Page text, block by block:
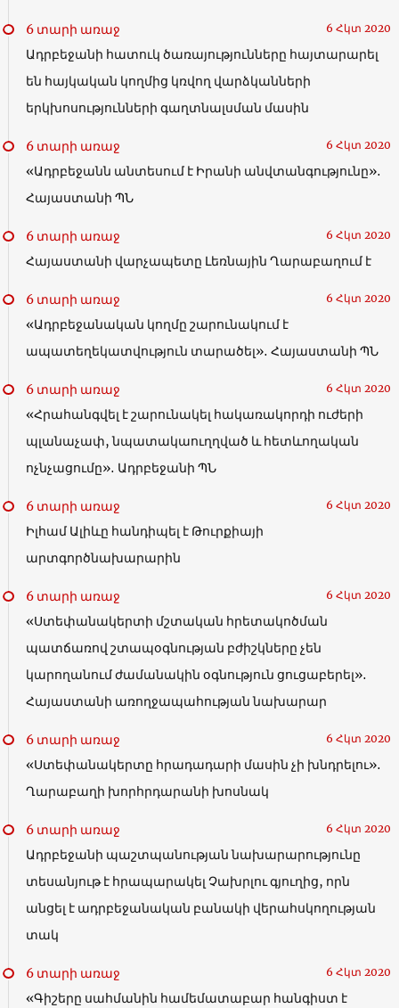
6 տարի առաջ 6 Հկտ 2020
Ադրբեջանի հատուկ ծառայությունները հայտարարել
են հայկական կողմից կռվող վարձկանների
երկխոսությունների գաղտնալսման մասին
6 տարի առաջ 6 Հկտ 2020
«Ադրբեջանն անտեսում է Իրանի անվտանգությունը»․
Հայաստանի ՊՆ
6 տարի առաջ 6 Հկտ 2020
Հայաստանի վարչապետը Լեռնային Ղարաբաղում է
6 տարի առաջ 6 Հկտ 2020
«Ադրբեջանական կողմը շարունակում է
ապատեղեկատվություն տարածել»․ Հայաստանի ՊՆ
6 տարի առաջ 6 Հկտ 2020
«Հրահանգվել է շարունակել հակառակորդի ուժերի
պլանաչափ, նպատակաուղղված և հետևողական
ոչնչացումը»․ Ադրբեջանի ՊՆ
6 տարի առաջ 6 Հկտ 2020
Իլհամ Ալիևը հանդիպել է Թուրքիայի
արտգործնախարարին
6 տարի առաջ 6 Հկտ 2020
«Ստեփանակերտի մշտական հրետակոծման
պատճառով շտապօգնության բժիշկները չեն
կարողանում ժամանակին օգնություն ցուցաբերել»․
Հայաստանի առողջապահության նախարար
6 տարի առաջ 6 Հկտ 2020
«Ստեփանակերտը հրադադարի մասին չի խնդրելու»․
Ղարաբաղի խորհրդարանի խոսնակ
6 տարի առաջ 6 Հկտ 2020
Ադրբեջանի պաշտպանության նախարարությունը
տեսանյութ է հրապարակել Չախրլու գյուղից, որն
անցել է ադրբեջանական բանակի վերահսկողության
տակ
6 տարի առաջ 6 Հկտ 2020
«Գիշերը սահմանին համեմատաբար հանգիստ է